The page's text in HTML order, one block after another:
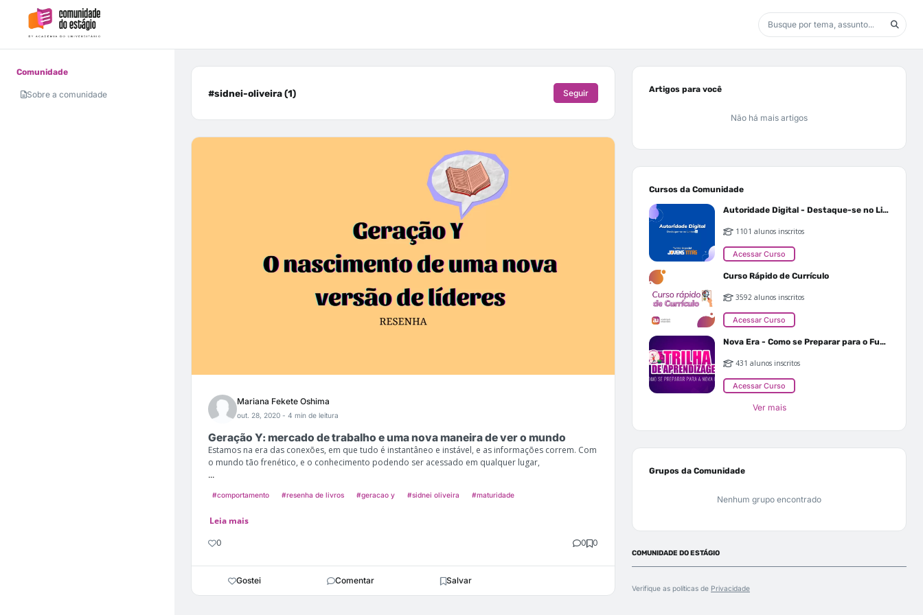
Comunidade
Sobre a comunidade #sidnei-oliveira (1) Seguir
Mariana Fekete Oshima
out. 28, 2020 - 4 min de leitura
Geração Y: mercado de trabalho e uma nova maneira de ver o mundo
Estamos na era das conexões, em que tudo é instantâneo e instável, e as informações correm. Com
o mundo tão frenético, e o conhecimento podendo ser acessado em qualquer lugar,
...
#comportamento #resenha de livros #geracao y #sidnei oliveira #maturidade
Leia mais
0 0 0
Gostei Comentar Salvar
Artigos para você
Não há mais artigos
Cursos da Comunidade
Autoridade Digital - Destaque-se no Linkedin
1101 alunos inscritos
Acessar Curso
Curso Rápido de Currículo
3592 alunos inscritos
Acessar Curso
Nova Era - Como se Preparar para o Futuro
431 alunos inscritos
Acessar Curso
Ver mais
Grupos da Comunidade
Nenhum grupo encontrado
COMUNIDADE DO ESTÁGIO
Verifique as políticas de Privacidade